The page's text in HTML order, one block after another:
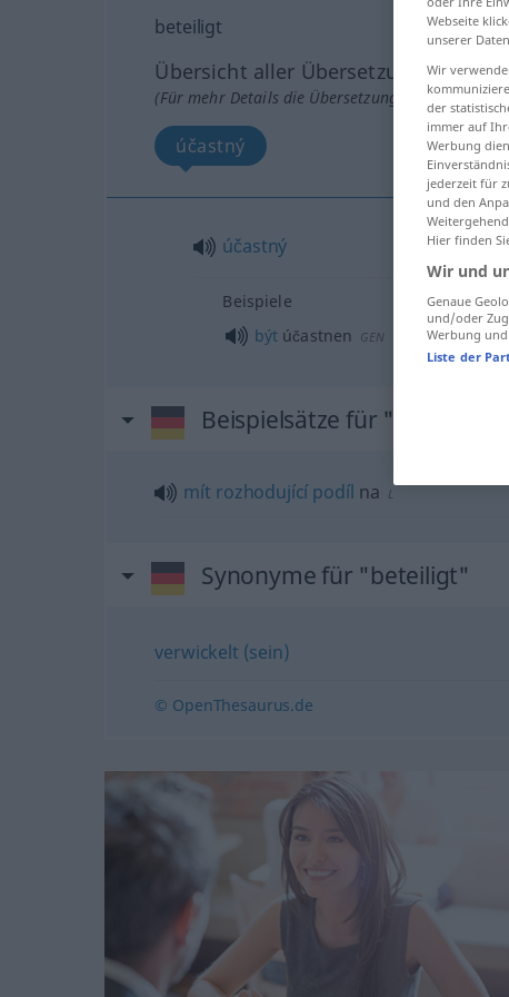
beteiligt
Übersicht aller Übersetzungen
(Für mehr Details die Übersetzung anklicken/
účastný
účastný
Beispiele
být účastnen GEN
Beispielsätze für "beteiligt"
mít rozhodující podíl na L
Synonyme für "beteiligt"
verwickelt (sein)
© OpenThesaurus.de
Webseite
unserer
Wir
der
immer auf
Werbung
jederzeit für
und den
Hier finden
Wir und
Genaue
und/oder
Werbung
Liste der